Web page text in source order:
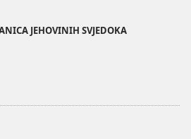
(IZDANJE
JEHOVINIH SVJEDOKA